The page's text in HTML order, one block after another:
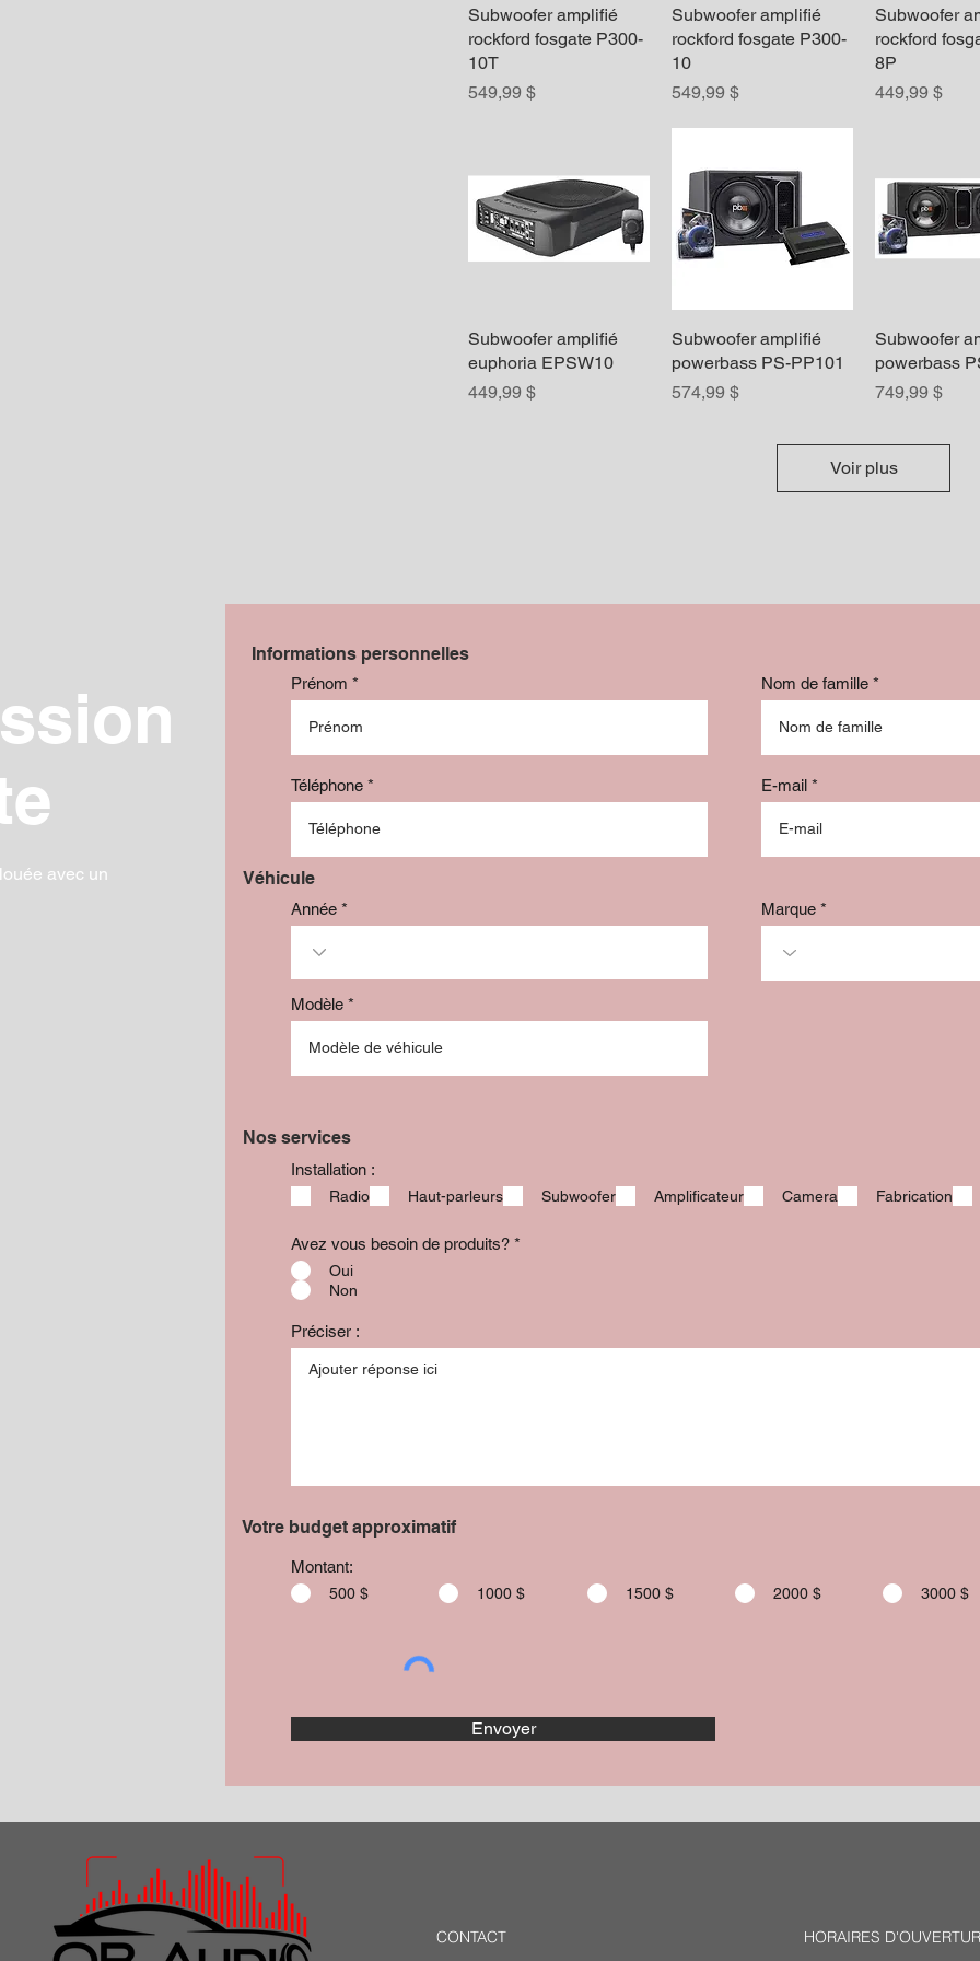
Aperçu rapide
Subwoofer amplifié
rockford fosgate P300-
10T
Prix
549,99 $
Aperçu rapide
Subwoofer amplifié
rockford fosgate P300-
10
Prix
549,99 $
Aperçu
Subwoofer
rockford
8P
Prix
449,99 $
Aperçu rapide
Subwoofer amplifié
euphoria EPSW10
Prix
449,99 $
Aperçu rapide
Subwoofer amplifié
powerbass PS-PP101
Prix
574,99 $
Aperçu
Subwoofer
powerbass
Prix
749,99 $
Voir plus
avec un
Informations personnelles
Prénom
Téléphone
Nom de famille
E-mail
Véhicule
Année Marque
Modèle
Nos services
Installation :
Radio Haut-parleurs Subwoofer Amplificateur Camera Fabrication
Avez vous besoin de produits? *
Oui
Non
Préciser :
Votre budget approximatif
Montant:
500 $ 1000 $ 1500 $ 2000 $ 3000 $
Envoyer
CONTACT HORAIRES